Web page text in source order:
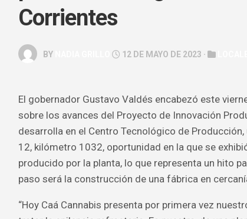
Corrientes
BY 12 DE MAYO DE 2023 ·
El gobernador Gustavo Valdés encabezó este
sobre los avances del Proyecto de Innovación
desarrolla en el Centro Tecnológico de
12, kilómetro 1032, oportunidad en la que se
producido por la planta, lo que representa un hito
paso será la construcción de una fábrica en
“Hoy Caá Cannabis presenta por primera vez